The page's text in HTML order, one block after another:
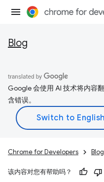
Blog
Google 会使用 AI 技术将内容
含错误。
Chrome for Developers Blog
该内容对您有帮助吗？